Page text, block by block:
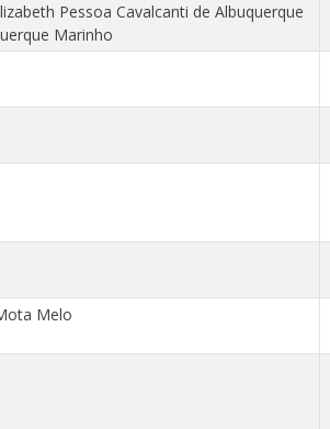
Pessoa Cavalcanti de Albuquerque
Marinho
Melo